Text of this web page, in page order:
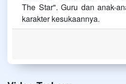
The Star". Guru dan anak-
karakter kesukaannya.